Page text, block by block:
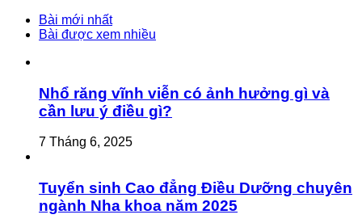
Bài mới nhất
Bài được xem nhiều
Nhổ răng vĩnh viễn có ảnh hưởng gì và
cần lưu ý điều gì?
7 Tháng 6, 2025
Tuyển sinh Cao đẳng Điều Dưỡng chuyên
ngành Nha khoa năm 2025